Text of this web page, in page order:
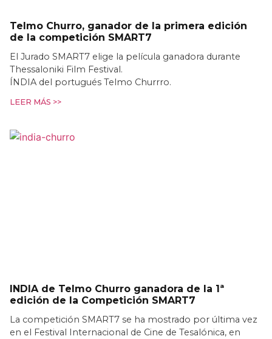
Telmo Churro, ganador de la primera edición
de la competición SMART7
El Jurado SMART7 elige la película ganadora durante
Thessaloniki Film Festival.
ÍNDIA del portugués Telmo Churrro.
LEER MÁS >>
INDIA de Telmo Churro ganadora de la 1ª
edición de la Competición SMART7
La competición SMART7 se ha mostrado por última vez
en el Festival Internacional de Cine de Tesalónica, en